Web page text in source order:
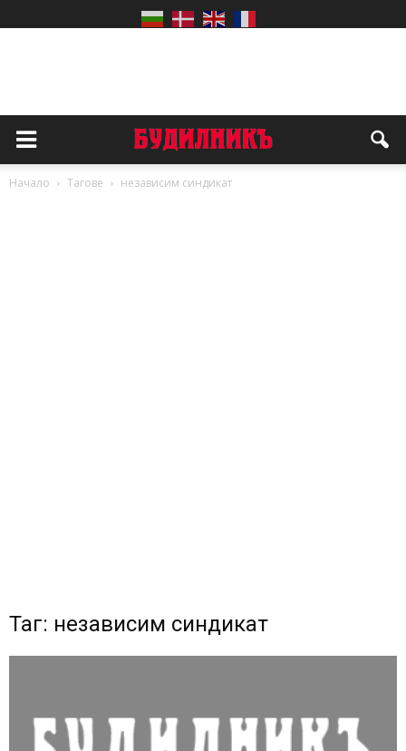
Начало Тагове независим синдикат
Таг: независим синдикат